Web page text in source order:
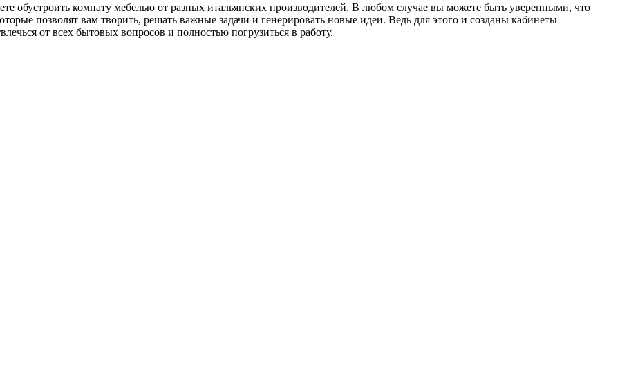
обустроить комнату мебелью от разных итальянских производителей. В любом случае вы можете быть уверенными, что
позволят вам творить, решать важные задачи и генерировать новые идеи. Ведь для этого и созданы кабинеты
от всех бытовых вопросов и полностью погрузиться в работу.